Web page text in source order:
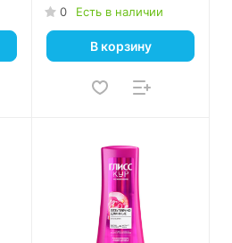
ОКРАШЕННЫХ ВОЛОС
*12
0 Есть в наличии
В корзину